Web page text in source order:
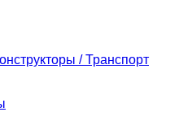
/ Транспорт